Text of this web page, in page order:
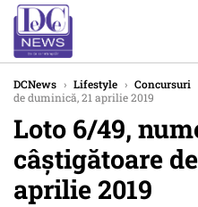
DCNews › Lifestyle › Concursuri
de duminică, 21 aprilie 2019
Loto 6/49,
câștigătoare
aprilie 2019